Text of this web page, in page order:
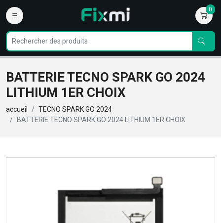
0
BATTERIE TECNO SPARK GO 2024
LITHIUM 1ER CHOIX
accueil
TECNO SPARK GO 2024
BATTERIE TECNO SPARK GO 2024 LITHIUM 1ER CHOIX